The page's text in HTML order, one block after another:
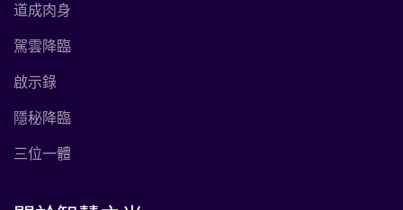
道成肉身
駕雲降臨
啟示錄
隱秘降臨
三位一體